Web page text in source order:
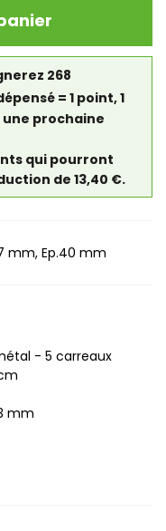
268
= 1 point, 1
prochaine
qui pourront
de 13,40 €.
mm, Ep.40 mm
- 5 carreaux
mm